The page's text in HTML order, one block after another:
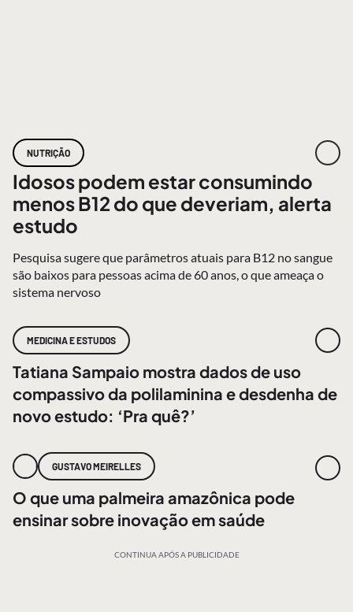
NUTRIÇÃO
Idosos podem estar consumindo
menos B12 do que deveriam, alerta
estudo
Pesquisa sugere que parâmetros atuais para B12 no sangue
são baixos para pessoas acima de 60 anos, o que ameaça o
sistema nervoso
MEDICINA E ESTUDOS
Tatiana Sampaio mostra dados de uso
compassivo da polilaminina e desdenha de
novo estudo: ‘Pra quê?’
GUSTAVO MEIRELLES
O que uma palmeira amazônica pode
ensinar sobre inovação em saúde
CONTINUA APÓS A PUBLICIDADE